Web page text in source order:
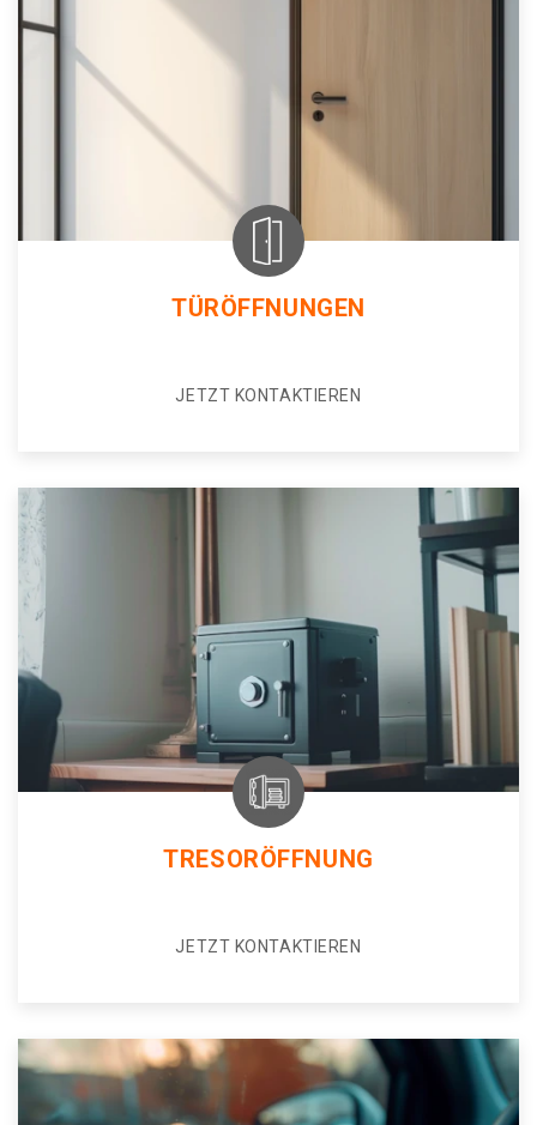
TÜRÖFFNUNGEN
JETZT KONTAKTIEREN
TRESORÖFFNUNG
JETZT KONTAKTIEREN